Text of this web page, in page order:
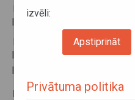
Nīderlandē nav spēkā
Informāciju par
bīstamo kravu (ADR),
pārvadājumus, skatīt zemāk
PAPILDU INFORMĀCIJA:
izvēli:
Apstiprināt
Privātuma politika